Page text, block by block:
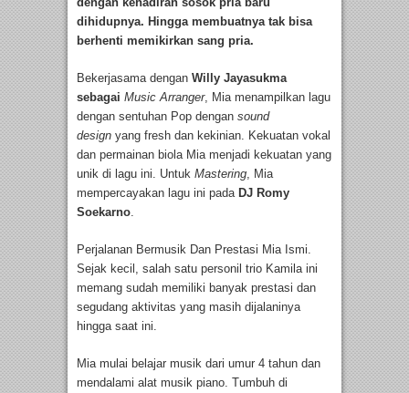
dihidupnya. Hingga membuatnya tak bisa
berhenti memikirkan sang pria.
Bekerjasama dengan Willy Jayasukma
sebagai Music Arranger, Mia menampilkan lagu
dengan sentuhan Pop dengan sound
design yang fresh dan kekinian. Kekuatan vokal
dan permainan biola Mia menjadi kekuatan yang
unik di lagu ini. Untuk Mastering, Mia
mempercayakan lagu ini pada DJ Romy
Soekarno.
Perjalanan Bermusik Dan Prestasi Mia Ismi.
Sejak kecil, salah satu personil trio Kamila ini
memang sudah memiliki banyak prestasi dan
segudang aktivitas yang masih dijalaninya
hingga saat ini.
Mia mulai belajar musik dari umur 4 tahun dan
mendalami alat musik piano. Tumbuh di